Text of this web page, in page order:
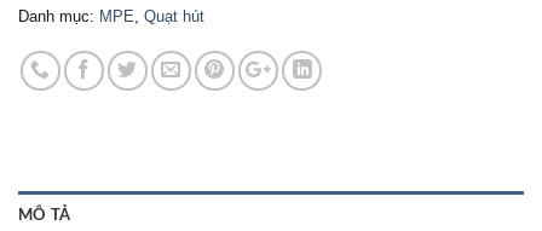
Danh mục: MPE, Quạt hút
MÔ TẢ